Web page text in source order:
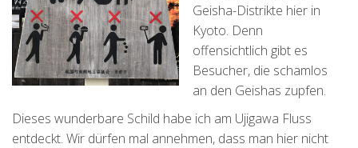
Geisha-Distrikte hier in
Kyoto. Denn
offensichtlich gibt es
Besucher, die schamlos
an den Geishas zupfen.
Dieses wunderbare Schild habe ich am Ujigawa Fluss
entdeckt. Wir dürfen mal annehmen, dass man hier nicht